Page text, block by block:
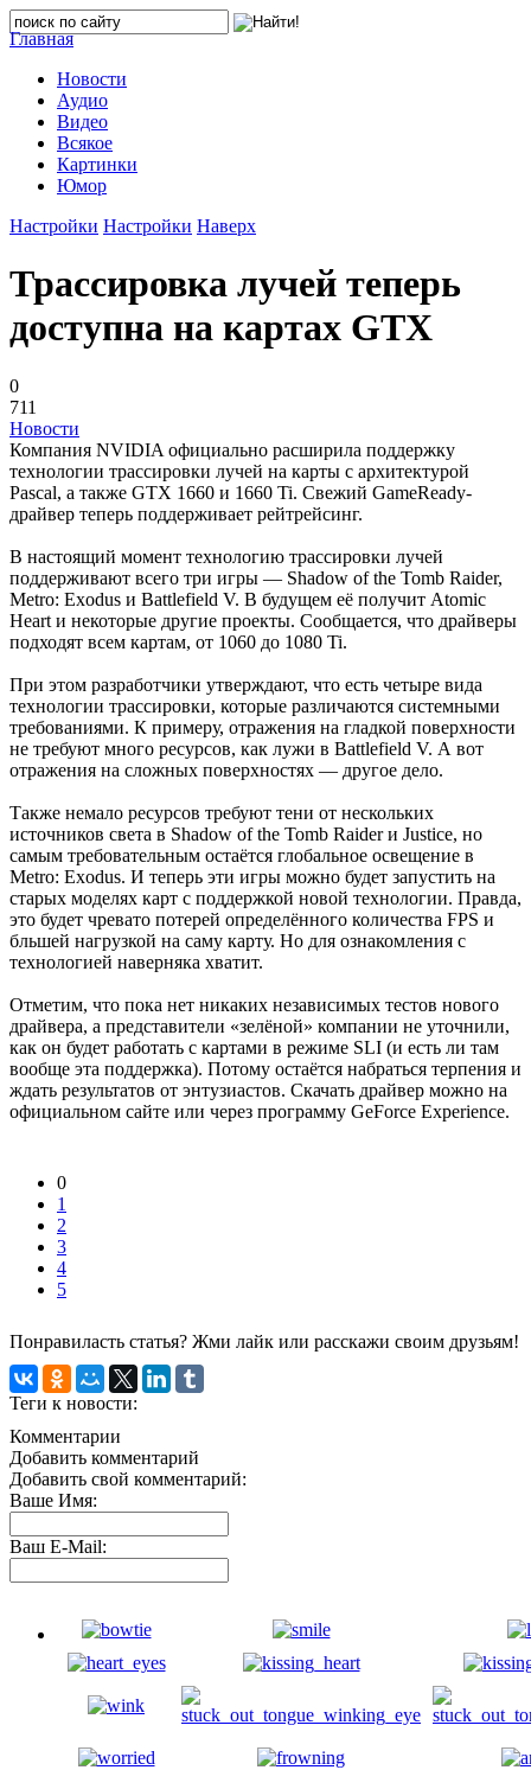
Главная
Новости
Аудио
Видео
Всякое
Картинки
Юмор
Настройки Настройки Наверх
Трассировка лучей теперь
доступна на картах GTX
0
711
Новости
Компания NVIDIA официально расширила поддержку
технологии трассировки лучей на карты с архитектурой
Pascal, а также GTX 1660 и 1660 Ti. Свежий GameReady-
драйвер теперь поддерживает рейтрейсинг.
В настоящий момент технологию трассировки лучей
поддерживают всего три игры — Shadow of the Tomb Raider,
Metro: Exodus и Battlefield V. В будущем её получит Atomic
Heart и некоторые другие проекты. Сообщается, что драйверы
подходят всем картам, от 1060 до 1080 Ti.
При этом разработчики утверждают, что есть четыре вида
технологии трассировки, которые различаются системными
требованиями. К примеру, отражения на гладкой поверхности
не требуют много ресурсов, как лужи в Battlefield V. А вот
отражения на сложных поверхностях — другое дело.
Также немало ресурсов требуют тени от нескольких
источников света в Shadow of the Tomb Raider и Justice, но
самым требовательным остаётся глобальное освещение в
Metro: Exodus. И теперь эти игры можно будет запустить на
старых моделях карт с поддержкой новой технологии. Правда,
это будет чревато потерей определённого количества FPS и
бльшей нагрузкой на саму карту. Но для ознакомления с
технологией наверняка хватит.
Отметим, что пока нет никаких независимых тестов нового
драйвера, а представители «зелёной» компании не уточнили,
как он будет работать с картами в режиме SLI (и есть ли там
вообще эта поддержка). Потому остаётся набраться терпения и
ждать результатов от энтузиастов. Скачать драйвер можно на
официальном сайте или через программу GeForce Experience.
0
1
2
3
4
5
Понравиласть статья? Жми лайк или расскажи своим друзьям!
Теги к новости:
Комментарии
Добавить комментарий
Добавить свой комментарий:
Ваше Имя:
Ваш E-Mail: